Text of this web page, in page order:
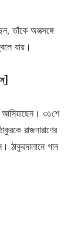
তাঁকে অসত্সঙ্গে
যায়।
আসিয়াছেন। ৩১শে
রাজনারাণের
ঠাকুরদালানে গান